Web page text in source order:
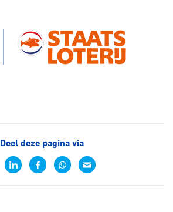
Deel deze pagina via